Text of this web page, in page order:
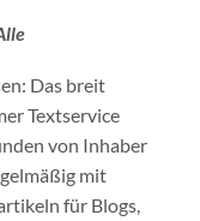
Das breit
Textservice
von Inhaber
mit
für Blogs,